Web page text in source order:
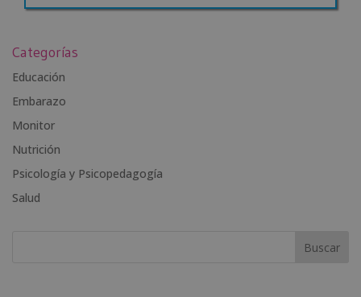
t
e
n
a
t
i
e
Categorías
Educación
Embarazo
Monitor
Nutrición
Psicología y Psicopedagogía
Salud